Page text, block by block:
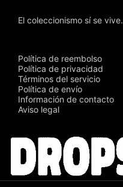
El coleccionismo sí se vive.
Política de reembolso
Política de privacidad
Términos del servicio
Política de envío
Información de contacto
Aviso legal